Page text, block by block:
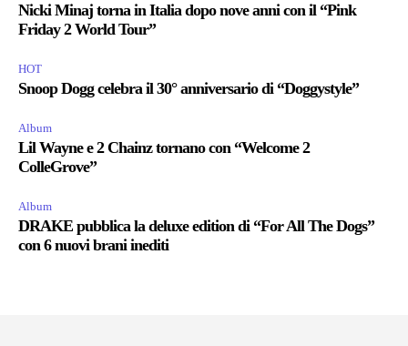
Nicki Minaj torna in Italia dopo nove anni con il “Pink
Friday 2 World Tour”
HOT
Snoop Dogg celebra il 30° anniversario di “Doggystyle”
Album
Lil Wayne e 2 Chainz tornano con “Welcome 2
ColleGrove”
Album
DRAKE pubblica la deluxe edition di “For All The Dogs”
con 6 nuovi brani inediti